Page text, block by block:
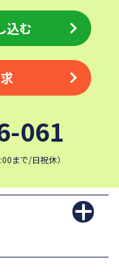
込む
061
まで/日祝休）